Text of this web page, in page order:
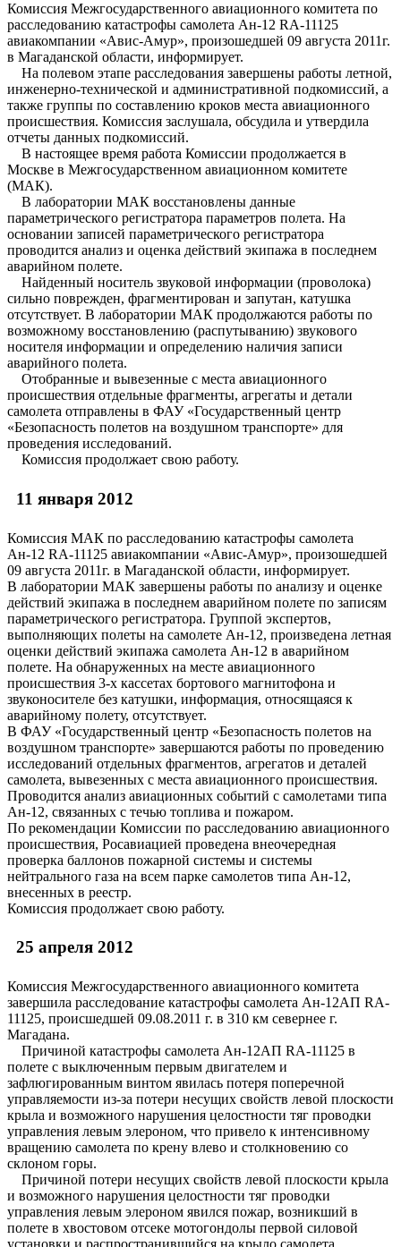
Комиссия Межгосударственного авиационного комитета по
расследованию катастрофы самолета Ан-12 RA-11125
авиакомпании «Авис-Амур», произошедшей 09 августа 2011г.
в Магаданской области, информирует.
На полевом этапе расследования завершены работы летной,
инженерно-технической и административной подкомиссий, а
также группы по составлению кроков места авиационного
происшествия. Комиссия заслушала, обсудила и утвердила
отчеты данных подкомиссий.
В настоящее время работа Комиссии продолжается в
Москве в Межгосударственном авиационном комитете
(МАК).
В лаборатории МАК восстановлены данные
параметрического регистратора параметров полета. На
основании записей параметрического регистратора
проводится анализ и оценка действий экипажа в последнем
аварийном полете.
Найденный носитель звуковой информации (проволока)
сильно поврежден, фрагментирован и запутан, катушка
отсутствует. В лаборатории МАК продолжаются работы по
возможному восстановлению (распутыванию) звукового
носителя информации и определению наличия записи
аварийного полета.
Отобранные и вывезенные с места авиационного
происшествия отдельные фрагменты, агрегаты и детали
самолета отправлены в ФАУ «Государственный центр
«Безопасность полетов на воздушном транспорте» для
проведения исследований.
Комиссия продолжает свою работу.
11 января 2012
Комиссия МАК по расследованию катастрофы самолета
Ан-12 RA-11125 авиакомпании «Авис-Амур», произошедшей
09 августа 2011г. в Магаданской области, информирует.
В лаборатории МАК завершены работы по анализу и оценке
действий экипажа в последнем аварийном полете по записям
параметрического регистратора. Группой экспертов,
выполняющих полеты на самолете Ан-12, произведена летная
оценки действий экипажа самолета Ан-12 в аварийном
полете. На обнаруженных на месте авиационного
происшествия 3-х кассетах бортового магнитофона и
звуконосителе без катушки, информация, относящаяся к
аварийному полету, отсутствует.
В ФАУ «Государственный центр «Безопасность полетов на
воздушном транспорте» завершаются работы по проведению
исследований отдельных фрагментов, агрегатов и деталей
самолета, вывезенных с места авиационного происшествия.
Проводится анализ авиационных событий с самолетами типа
Ан-12, связанных с течью топлива и пожаром.
По рекомендации Комиссии по расследованию авиационного
происшествия, Росавиацией проведена внеочередная
проверка баллонов пожарной системы и системы
нейтрального газа на всем парке самолетов типа Ан-12,
внесенных в реестр.
Комиссия продолжает свою работу.
25 апреля 2012
Комиссия Межгосударственного авиационного комитета
завершила расследование катастрофы самолета Ан-12АП RA-
11125, происшедшей 09.08.2011 г. в 310 км севернее г.
Магадана.
Причиной катастрофы самолета Ан-12АП RA-11125 в
полете с выключенным первым двигателем и
зафлюгированным винтом явилась потеря поперечной
управляемости из-за потери несущих свойств левой плоскости
крыла и возможного нарушения целостности тяг проводки
управления левым элероном, что привело к интенсивному
вращению самолета по крену влево и столкновению со
склоном горы.
Причиной потери несущих свойств левой плоскости крыла
и возможного нарушения целостности тяг проводки
управления левым элероном явился пожар, возникший в
полете в хвостовом отсеке мотогондолы первой силовой
установки и распространившийся на крыло самолета.